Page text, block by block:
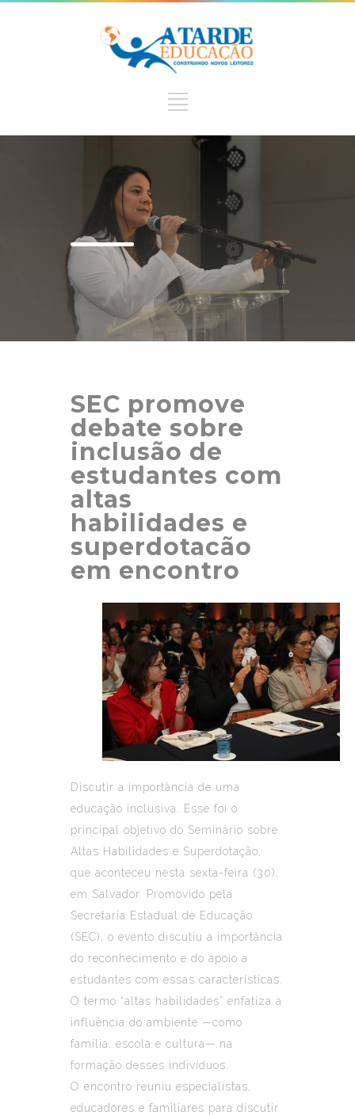
SEC promove
debate sobre
inclusão de
estudantes com
altas
habilidades e
superdotacão
em encontro
Discutir a importância de uma
educação inclusiva. Esse foi o
principal objetivo do Seminário sobre
Altas Habilidades e Superdotação,
que aconteceu nesta sexta-feira (30),
em Salvador. Promovido pela
Secretaria Estadual de Educação
(SEC), o evento discutiu a importância
do reconhecimento e do apoio a
estudantes com essas características.
O termo “altas habilidades” enfatiza a
influência do ambiente —como
família, escola e cultura— na
formação desses indivíduos.
O encontro reuniu especialistas,
educadores e familiares para discutir